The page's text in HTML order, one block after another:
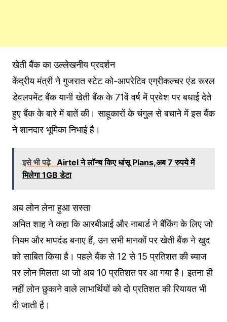
खेती बैंक का उल्लेखनीय प्रदर्शन
केंद्रीय मंत्री ने गुजरात स्टेट को-आपरेटिव एग्रीकल्चर एंड रूरल
डेवलपमेंट बैंक यानी खेती बैंक के 71वें वर्ष में प्रवेश पर बधाई देते
हुए बैंक के बारे में बातें की। साहूकारों के चंगुल से बचाने में इस बैंक
ने शानदार भूमिका निभाई है।
इसे भी पढ़े Airtel ने लॉन्च किए धांसू Plans,अब 7 रुपये में
मिलेगा 1GB डेटा
अब लोन लेना हुआ सस्ता
अमित शाह ने कहा कि आरबीआई और नाबार्ड ने बैंकिंग के लिए जो
नियम और मापदंड बनाए हैं, उन सभी मानकों पर खेती बैंक ने खुद
को साबित किया है। पहले बैंक से 12 से 15 प्रतिशत की ब्याज
पर लोन मिलता था जो अब 10 प्रतिशत पर आ गया है। इतना ही
नहीं लोन छुकाने वाले लाभार्थियों को दो प्रतिशत की रियायत भी
दी जाती है।